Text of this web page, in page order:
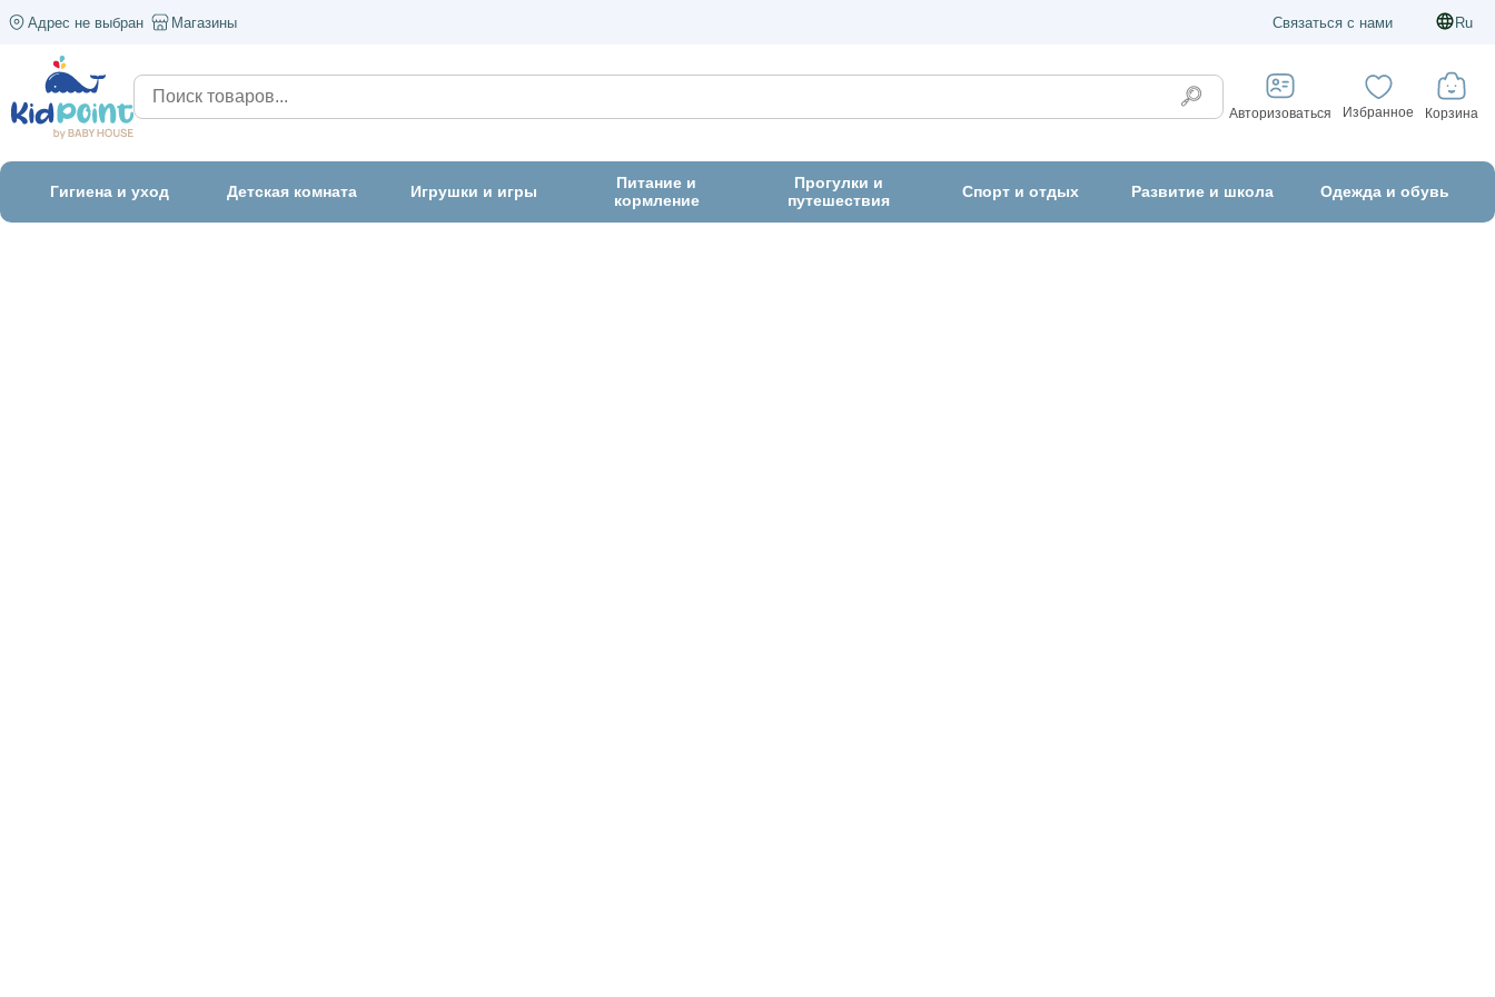
Адрес не выбран Магазины Связаться с нами Ru
Авторизоваться Избранное Корзина
Гигиена и уход Детская комната Игрушки и игры
Питание и
кормление
Прогулки и
путешествия
Спорт и отдых Развитие и школа Одежда и обувь